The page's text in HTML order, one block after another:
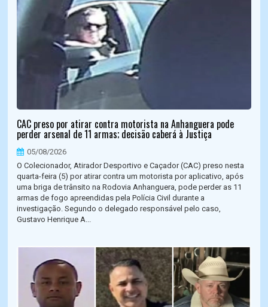
CAC preso por atirar contra motorista na Anhanguera pode
perder arsenal de 11 armas; decisão caberá à Justiça
05/08/2026
O Colecionador, Atirador Desportivo e Caçador (CAC) preso nesta
quarta-feira (5) por atirar contra um motorista por aplicativo, após
uma briga de trânsito na Rodovia Anhanguera, pode perder as 11
armas de fogo apreendidas pela Polícia Civil durante a
investigação. Segundo o delegado responsável pelo caso,
Gustavo Henrique A...